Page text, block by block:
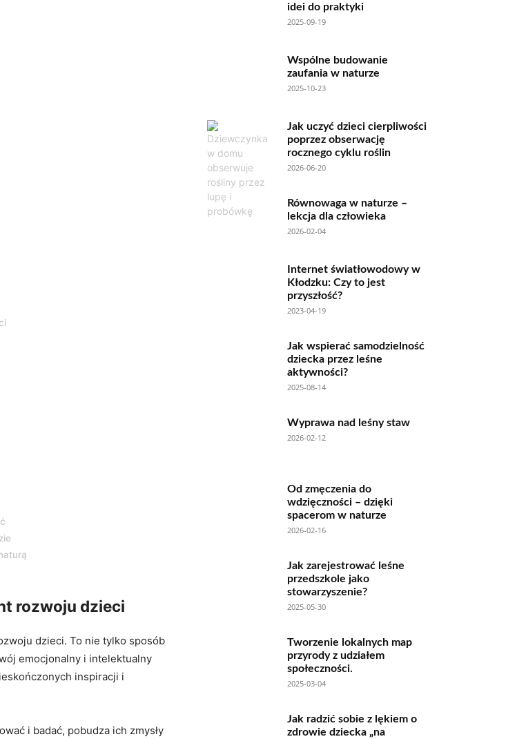
rozwoju dzieci
dzieci. To nie tylko sposób
emocjonalny i intelektualny
inspiracji i
i badać, pobudza ich zmysły
idei do praktyki
2025-09-19
Wspólne budowanie
zaufania w naturze
2025-10-23
Jak uczyć dzieci cierpliwości
poprzez obserwację
rocznego cyklu roślin
2026-06-20
Równowaga w naturze –
lekcja dla człowieka
2026-02-04
Internet światłowodowy w
Kłodzku: Czy to jest
przyszłość?
2023-04-19
Jak wspierać samodzielność
dziecka przez leśne
aktywności?
2025-08-14
Wyprawa nad leśny staw
2026-02-12
Od zmęczenia do
wdzięczności – dzięki
spacerom w naturze
2026-02-16
Jak zarejestrować leśne
przedszkole jako
stowarzyszenie?
2025-05-30
Tworzenie lokalnych map
przyrody z udziałem
społeczności.
2025-03-04
Jak radzić sobie z lękiem o
zdrowie dziecka „na